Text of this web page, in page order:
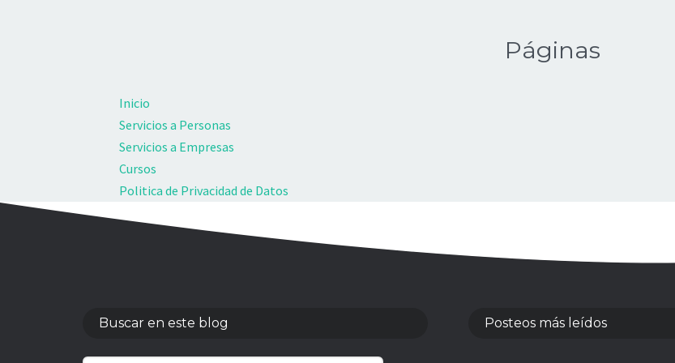
Páginas
Inicio
Servicios a Personas
Servicios a Empresas
Cursos
Politica de Privacidad de Datos
Buscar en este blog Posteos más leídos